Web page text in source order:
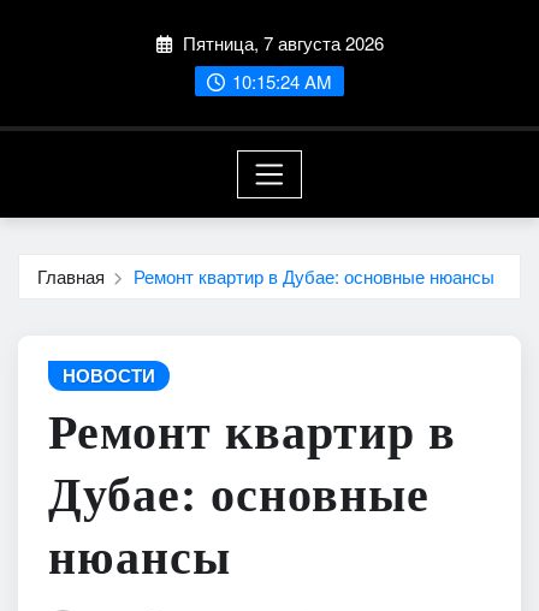
Пятница, 7 августа 2026
10:15:25 AM
Главная Ремонт квартир в Дубае: основные нюансы
НОВОСТИ
Ремонт квартир в
Дубае: основные
нюансы